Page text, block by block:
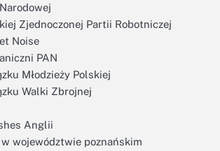
Zjednoczonej Partii Robotniczej
Noise
PAN
Młodzieży Polskiej
Walki Zbrojnej
Anglii
województwie poznańskim